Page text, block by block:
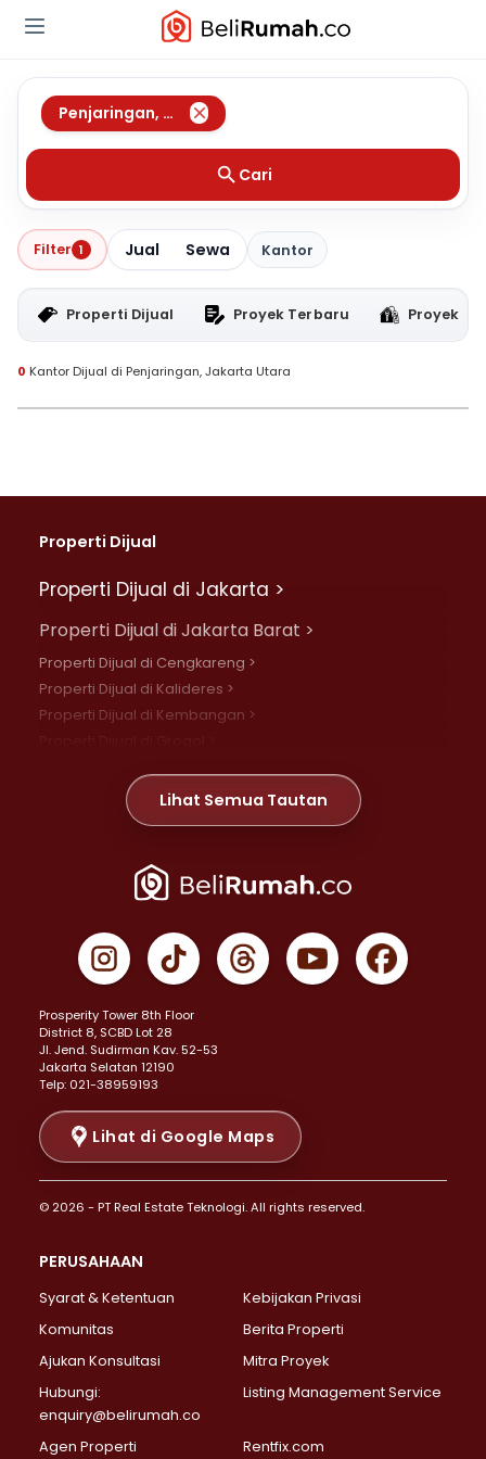
Penjaringan, Jakarta Utara
Cari
Filter 1 Jual Sewa Kantor
Properti Dijual Proyek Terbaru Proyek
0 Kantor Dijual di Penjaringan, Jakarta Utara
Properti Dijual
Properti Dijual di Jakarta >
Properti Dijual di Jakarta Barat >
Properti Dijual di Cengkareng >
Properti Dijual di Kalideres >
Properti Dijual di Kembangan >
Properti Dijual di Meruya >
Properti Dijual di Jelambar >
Properti Dijual di Jakarta Pusat >
Properti Dijual di Gambir >
Properti Dijual di Johar Baru >
Properti Dijual di Menteng >
Properti Dijual di Senen >
Properti Dijual di Tanah Abang >
Properti Dijual di Cikini >
Properti Dijual di Kramat >
Properti Dijual di Pasar Baru >
Properti Dijual di Bendungan Hilir >
Properti Dijual di Jakarta Selatan >
Properti Dijual di Lebak Bulus >
Properti Dijual di Gandaria Selatan >
Properti Dijual di Pondok Labu >
Properti Dijual di Lenteng Agung >
Properti Dijual di Senayan >
Properti Dijual di Pondok Pinang >
Lihat Semua Tautan
Prosperity Tower 8th Floor
District 8, SCBD Lot 28
JI. Jend. Sudirman Kav. 52-53
Jakarta Selatan 12190
Telp: 021-38959193
Lihat di Google Maps
© 2026 - PT Real Estate Teknologi. All rights reserved.
PERUSAHAAN
Syarat & Ketentuan
Kebijakan Privasi
Komunitas
Berita Properti
Ajukan Konsultasi
Mitra Proyek
Hubungi:
enquiry@belirumah.co
Listing Management Service
Agen Properti Rentfix.com